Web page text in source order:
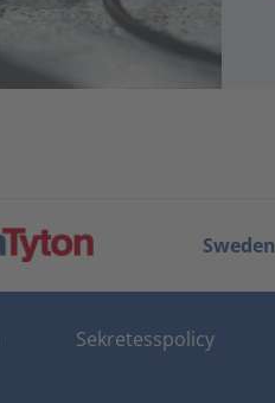
Sweden
Sekretesspolicy